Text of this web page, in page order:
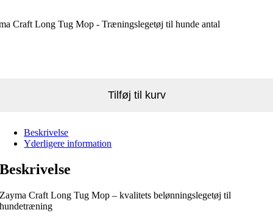
Craft Long Tug Mop - Træningslegetøj til hunde antal
Tilføj til kurv
Beskrivelse
Yderligere information
Beskrivelse
Zayma Craft Long Tug Mop – kvalitets belønningslegetøj til
hundetræning